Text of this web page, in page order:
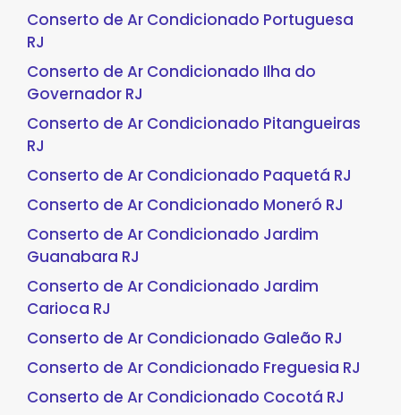
Conserto de Ar Condicionado Portuguesa
RJ
Conserto de Ar Condicionado Ilha do
Governador RJ
Conserto de Ar Condicionado Pitangueiras
RJ
Conserto de Ar Condicionado Paquetá RJ
Conserto de Ar Condicionado Moneró RJ
Conserto de Ar Condicionado Jardim
Guanabara RJ
Conserto de Ar Condicionado Jardim
Carioca RJ
Conserto de Ar Condicionado Galeão RJ
Conserto de Ar Condicionado Freguesia RJ
Conserto de Ar Condicionado Cocotá RJ